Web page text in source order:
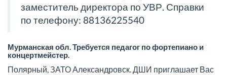
заместитель директора по УВР. Справки
по телефону: 88136225540
Мурманская обл. Требуется педагог по фортепиано и
концертмейстер.
Полярный, ЗАТО Александровск. ДШИ приглашает Вас